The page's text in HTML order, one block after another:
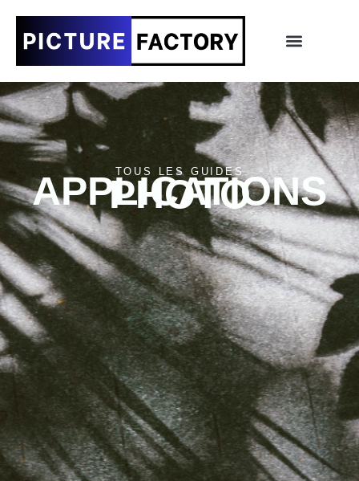
TOUS LES GUIDES
APPLICATIONS
PHOTO